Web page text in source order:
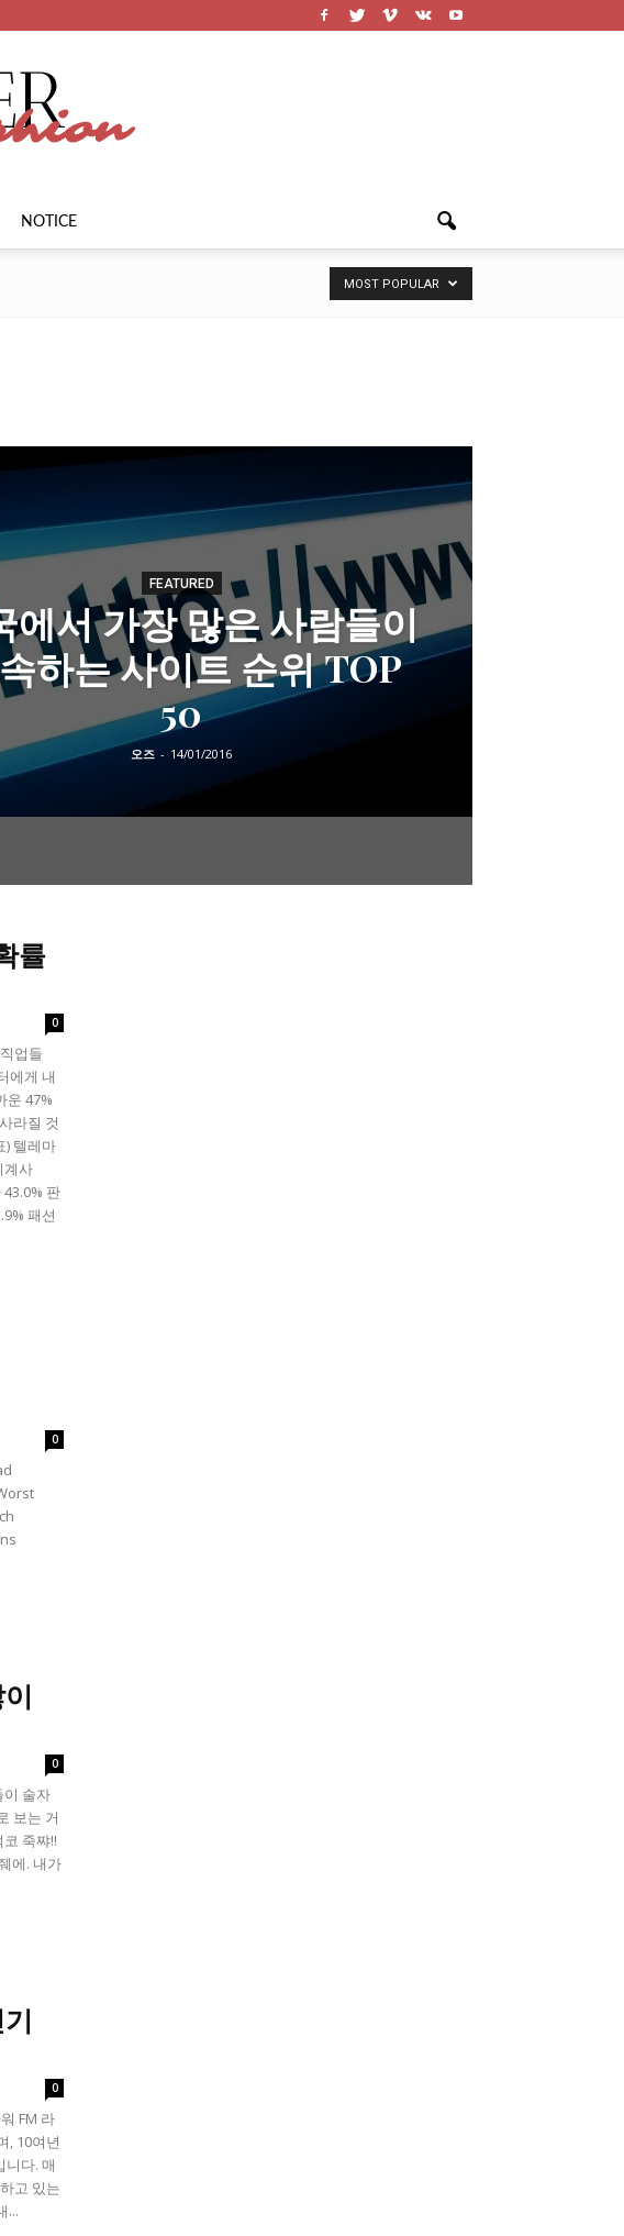
NOTICE
MOST POPULAR
FEATURED
에서 가장 많은 사람들이
하는 사이트 순위 TOP
50
오즈 - 14/01/2016
률
0
업들
에게 내
운 47%
라질 것
) 텔레마
계사
판
패션
0
0
이 술자
보는 거
죽쨔!!
에. 내가
0
FM 라
, 10여년
니다. 매
고 있는
...